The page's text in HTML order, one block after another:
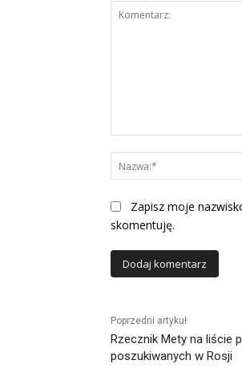
Zapisz moje
skomentuję.
Poprzedni artykuł
Rzecznik Mety na liście
poszukiwanych w Rosji